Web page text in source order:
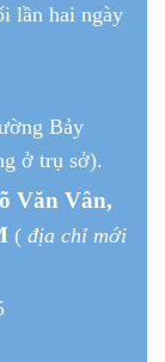
lần hai ngày
Bảy
ở trụ sở).
Văn Vân,
( địa chỉ mới